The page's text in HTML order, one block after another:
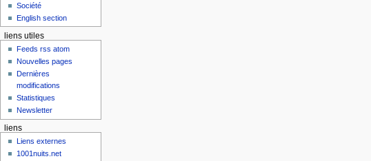
Société
English section
liens utiles
Feeds rss atom
Nouvelles pages
Dernières
modifications
Statistiques
Newsletter
liens
Liens externes
1001nuits.net